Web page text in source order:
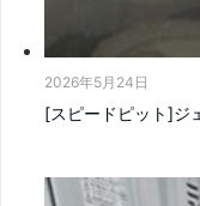
2026年5月24日
[スピードピット]ジ